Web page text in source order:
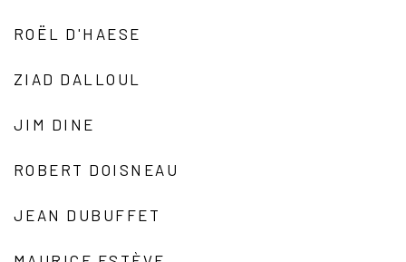
ROËL D'HAESE
ZIAD DALLOUL
JIM DINE
ROBERT DOISNEAU
JEAN DUBUFFET